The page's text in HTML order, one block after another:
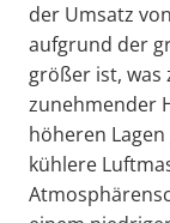
der Umsatz
aufgrund der
größer ist,
zunehmender
höheren
kühlere